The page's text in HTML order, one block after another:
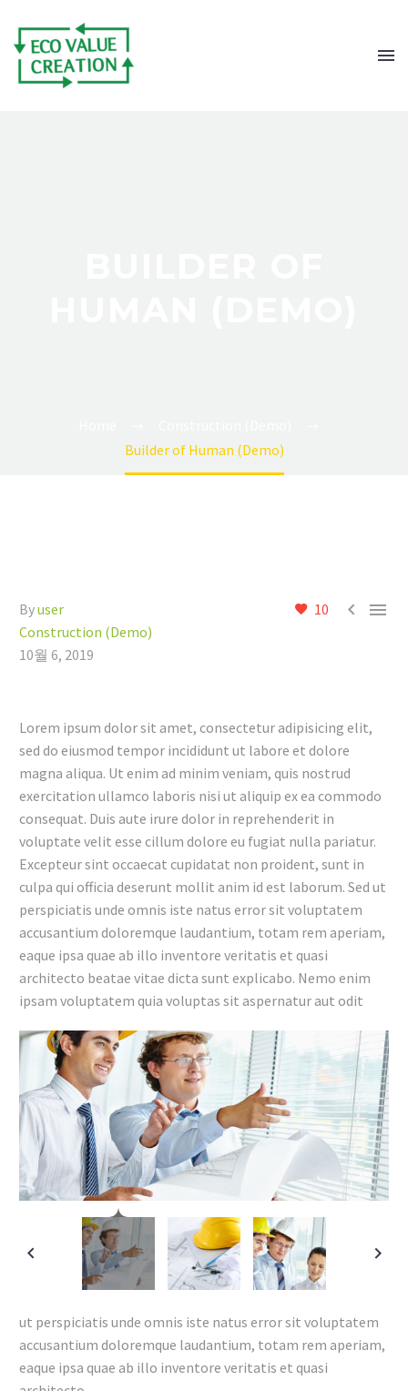
Builder of Human (Demo)
10  
Byuser
Construction (Demo)
10월 6, 2019
Lorem ipsum dolor sit amet, consectetur adipisicing elit,
sed do eiusmod tempor incididunt ut labore et dolore
magna aliqua. Ut enim ad minim veniam, quis nostrud
exercitation ullamco laboris nisi ut aliquip ex ea commodo
consequat. Duis aute irure dolor in reprehenderit in
voluptate velit esse cillum dolore eu fugiat nulla pariatur.
Excepteur sint occaecat cupidatat non proident, sunt in
culpa qui officia deserunt mollit anim id est laborum. Sed ut
perspiciatis unde omnis iste natus error sit voluptatem
accusantium doloremque laudantium, totam rem aperiam,
eaque ipsa quae ab illo inventore veritatis et quasi
architecto beatae vitae dicta sunt explicabo. Nemo enim
ipsam voluptatem quia voluptas sit aspernatur aut odit
ut perspiciatis unde omnis iste natus error sit voluptatem
accusantium doloremque laudantium, totam rem aperiam,
eaque ipsa quae ab illo inventore veritatis et quasi